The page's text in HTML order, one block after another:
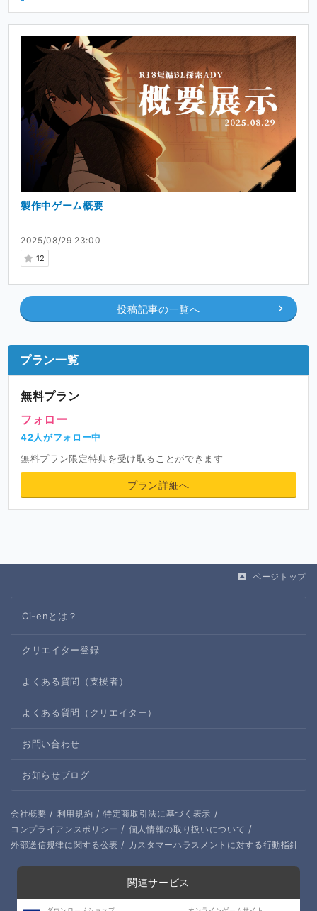
2025/08/29 23:00
12
製作中ゲーム概要
投稿記事の一覧へ
プラン一覧
無料プラン
フォロー
42人がフォロー中
無料プラン限定特典を受け取ることができます
プラン詳細へ
ページトップ
Ci-enとは？
クリエイター登録
よくある質問（支援者）
よくある質問（クリエイター）
お問い合わせ
お知らせブログ
会社概要 / 利用規約 / 特定商取引法に基づく表示 /
コンプライアンスポリシー / 個人情報の取り扱いについて /
外部送信規律に関する公表 / カスタマーハラスメントに対する行動指針
関連サービス